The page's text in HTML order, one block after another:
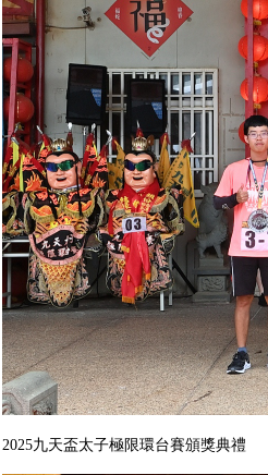
2025九天盃太子極限環台賽頒獎典禮